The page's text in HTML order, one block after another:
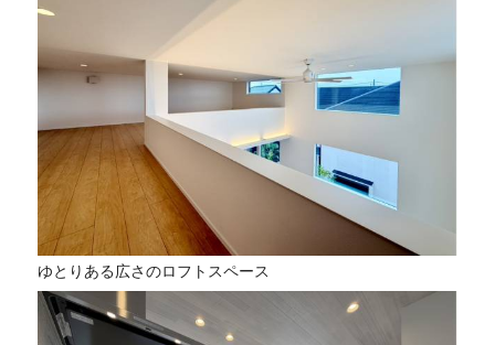
ゆとりある広さのロフトスペース